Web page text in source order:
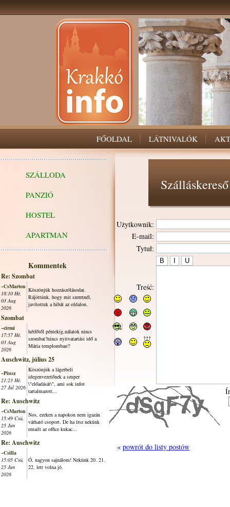
FŐOLDAL LÁTNIVALÓK
SZÁLLODA
PANZIÓ
HOSTEL
APARTMAN
Kommentek
Re: Szombat
~CsMarton
18:10 Hé,
03 Aug
2026
Köszönjük hozzászólásodat.
Rájöttünk, hogy mit szeretnél,
javítottuk a hibát az oldalon.
Szombat
~cirmi
17:57 Hé,
03 Aug
2026
hétfőtől péntekig,nálatok nincs
szombat?nincs nyitvatartási idő a
Mária templomban!!
Auschwitz, július 25
~Piusz
21:23 Hé,
27 Júl 2026
Köszönjük a lágerbeli
idegenvezetőnek a szuper
\"előadását\", ami sok infot
tartalmazott...
Re: Auschwitz
~CsMarton
15:49 Csü,
25 Jún
2026
Nos, ezeken a napokon nem igazán
várható csoport. De ha írsz nekünk
emailt az office kukac...
Re: Auschwitz
~Csilla
15:05 Csü,
25 Jún
2026
Ó, nagyon sajnálom! Nekünk 20. 21.
22. lett volna jó.
Szálláskereső
Użytkownik:
E-mail:
Tytuł:
Treść:
« powrót do listy postów